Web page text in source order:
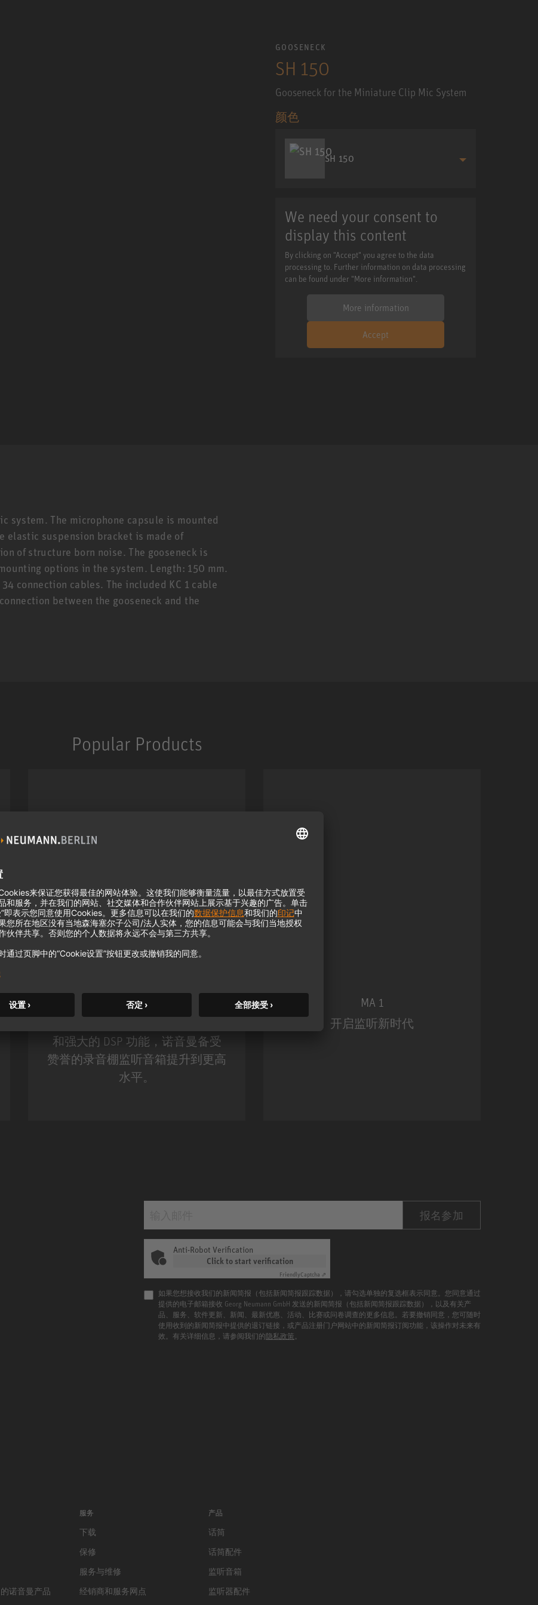
GOOSENECK
SH 150
Gooseneck for the Miniature Clip Mic System
颜色
SH 150
We need your consent to
display this content
By clicking on "Accept" you agree to the data
processing to. Further information on data processing
can be found under "More information".
More information
Accept
system. The microphone capsule is mounted
elastic suspension bracket is made of
of structure born noise. The gooseneck is
options in the system. Length: 150 mm.
connection cables. The included KC 1 cable
between the gooseneck and the
Popular Products
KH 120 II
和强大的 DSP 功能，诺音曼备受
赞誉的录音棚监听音箱提升到更高
水平。
MA 1
开启监听新时代
报名参加
Anti-Robot Verification
Click to start verification
FriendlyCaptcha ⇗
如果您想接收我们的新闻简报（包括新闻简报跟踪数据），请勾选单独的复选框表示同意。您同意通过
提供的电子邮箱接收 Georg Neumann GmbH 发送的新闻简报（包括新闻简报跟踪数据），以及有关产
品、服务、软件更新、新闻、最新优惠、活动、比赛或问卷调查的更多信息。若要撤销同意，您可随时
使用收到的新闻简报中提供的退订链接，或产品注册门户网站中的新闻简报订阅功能，该操作对未来有
效。有关详细信息，请参阅我们的 隐私政策。
诺音曼产品
服务
下载
保修
服务与维修
经销商和服务网点
产品
话筒
话筒配件
监听音箱
监听器配件